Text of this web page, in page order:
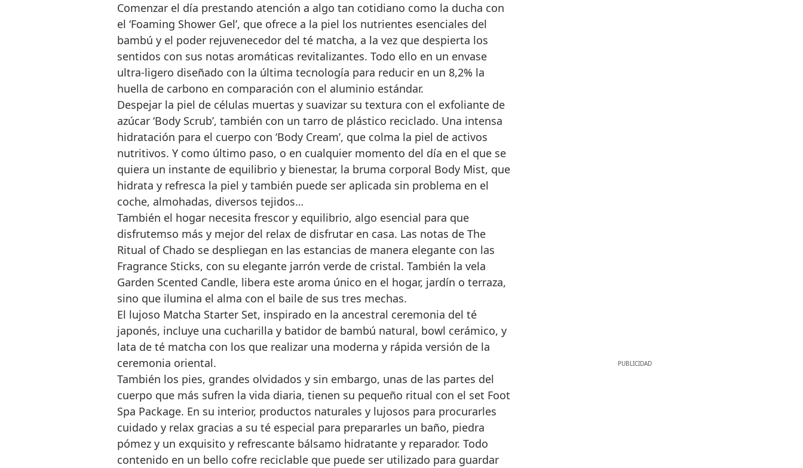
Comenzar el día prestando atención a algo tan cotidiano como la ducha con
el ‘Foaming Shower Gel’, que ofrece a la piel los nutrientes esenciales del
bambú y el poder rejuvenecedor del té matcha, a la vez que despierta los
sentidos con sus notas aromáticas revitalizantes. Todo ello en un envase
ultra-ligero diseñado con la última tecnología para reducir en un 8,2% la
huella de carbono en comparación con el aluminio estándar.
Despejar la piel de células muertas y suavizar su textura con el exfoliante de
azúcar ‘Body Scrub’, también con un tarro de plástico reciclado. Una intensa
hidratación para el cuerpo con ‘Body Cream’, que colma la piel de activos
nutritivos. Y como último paso, o en cualquier momento del día en el que se
quiera un instante de equilibrio y bienestar, la bruma corporal Body Mist, que
hidrata y refresca la piel y también puede ser aplicada sin problema en el
coche, almohadas, diversos tejidos…
También el hogar necesita frescor y equilibrio, algo esencial para que
disfrutemso más y mejor del relax de disfrutar en casa. Las notas de The
Ritual of Chado se despliegan en las estancias de manera elegante con las
Fragrance Sticks, con su elegante jarrón verde de cristal. También la vela
Garden Scented Candle, libera este aroma único en el hogar, jardín o terraza,
sino que ilumina el alma con el baile de sus tres mechas.
El lujoso Matcha Starter Set, inspirado en la ancestral ceremonia del té
japonés, incluye una cucharilla y batidor de bambú natural, bowl cerámico, y
lata de té matcha con los que realizar una moderna y rápida versión de la
ceremonia oriental.
También los pies, grandes olvidados y sin embargo, unas de las partes del
cuerpo que más sufren la vida diaria, tienen su pequeño ritual con el set Foot
Spa Package. En su interior, productos naturales y lujosos para procurarles
cuidado y relax gracias a su té especial para prepararles un baño, piedra
pómez y un exquisito y refrescante bálsamo hidratante y reparador. Todo
contenido en un bello cofre reciclable que puede ser utilizado para guardar